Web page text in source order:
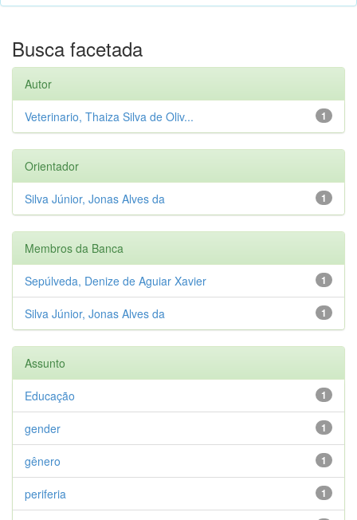
Busca facetada
Autor
1
Veterinario, Thaiza Silva de Oliv...
Orientador
1
Silva Júnior, Jonas Alves da
Membros da Banca
1
Sepúlveda, Denize de Aguiar Xavier
1
Silva Júnior, Jonas Alves da
Assunto
1
Educação
1
gender
1
gênero
1
periferia